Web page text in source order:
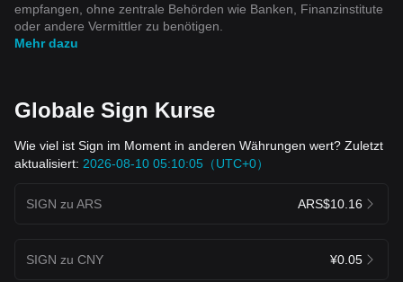
empfangen, ohne zentrale Behörden wie Banken, Finanzinstitute
oder andere Vermittler zu benötigen.
Mehr dazu
Globale Sign Kurse
Wie viel ist Sign im Moment in anderen Währungen wert? Zuletzt
aktualisiert: 2026-08-10 05:10:05（UTC+0）
SIGN zu ARS ARS$10.16
SIGN zu CNY ¥0.05